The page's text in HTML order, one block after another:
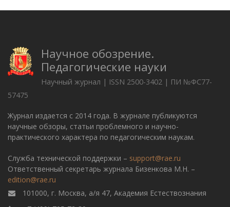
Научное обозрение.
Педагогические науки
Научный журнал | ISSN 2500-3402 | ПИ №ФС77-
57475
Журнал издается с 2014 года. В журнале публикуются
научные обзоры, статьи проблемного и научно-
практического характера по педагогическим наукам.
Служба технической поддержки – support@rae.ru
Ответственный секретарь журнала Бизенкова М.Н. –
edition@rae.ru
101000, г. Москва, а/я 47, Академия Естествознания